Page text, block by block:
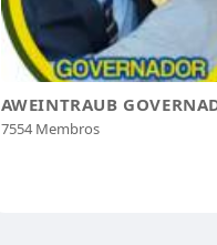
7554 Membros